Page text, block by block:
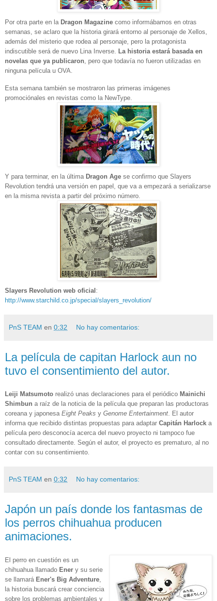
Por otra parte en la Dragon Magazine como informábamos en otras
semanas, se aclaro que la historia girará entorno al personaje de Xellos,
además del misterio que rodea al personaje, pero la protagonista
indiscutible será de nuevo Lina Inverse.
La historia estará basada en
novelas que ya publicaron , pero que todavía no fueron utilizadas en
ninguna película u OVA.
Esta semana también se mostraron las primeras imágenes
promociónales en revistas como la NewType.
Y para terminar, en la última Dragon Age se confirmo que Slayers
Revolution tendrá una versión en papel, que va a empezará a serializarse
en la misma revista a partir del próximo número.
Slayers Revolution web oficial:
http://www.starchild.co.jp/special/slayers_revolution/
PnS TEAM en 0:32 No hay comentarios:
La película de capitan Harlock aun no
tuvo el consentimiento del autor.
Leiji Matsumoto realizó unas declaraciones para el periódico Mainichi
Shimbun a raíz de la noticia de la película que preparan las productoras
coreana y japonesa Eight Peaks y Genome Entertainment. El autor
informa que recibido distintas propuestas para adaptar Capitán Harlock a
película pero desconocía acerca del nuevo proyecto ni tampoco fue
consultado directamente. Según el autor, el proyecto es prematuro, al no
contar con su consentimiento.
PnS TEAM en 0:32 No hay comentarios:
Japón un país donde los fantasmas de
los perros chihuahua producen
animaciones.
El perro en cuestión es un
chihuahua llamado Ener y su serie
se llamará Ener's Big Adventure,
la historia buscará crear conciencia
sobre los problemas ambientales y